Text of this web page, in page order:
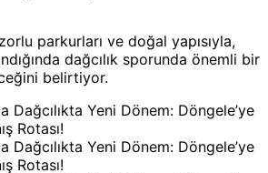
parkurları ve doğal yapısıyla,
dağcılık sporunda önemli bir
belirtiyor.